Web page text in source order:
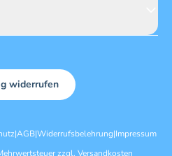
widerrufen
|AGB|Widerrufsbelehrung|Impressum
zzgl. Versandkosten